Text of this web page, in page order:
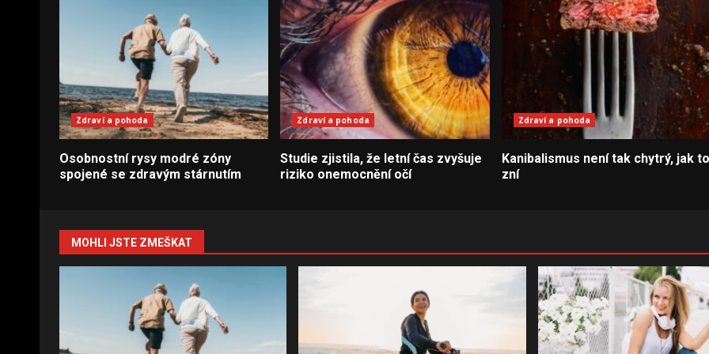
Zdraví a pohoda
Osobnostní rysy modré zóny
spojené se zdravým stárnutím
Zdraví a pohoda
Studie zjistila, že letní čas zvyšuje
riziko onemocnění očí
Zdraví a pohoda
Kanibalismus není tak chytrý, jak to
zní
MOHLI JSTE ZMEŠKAT